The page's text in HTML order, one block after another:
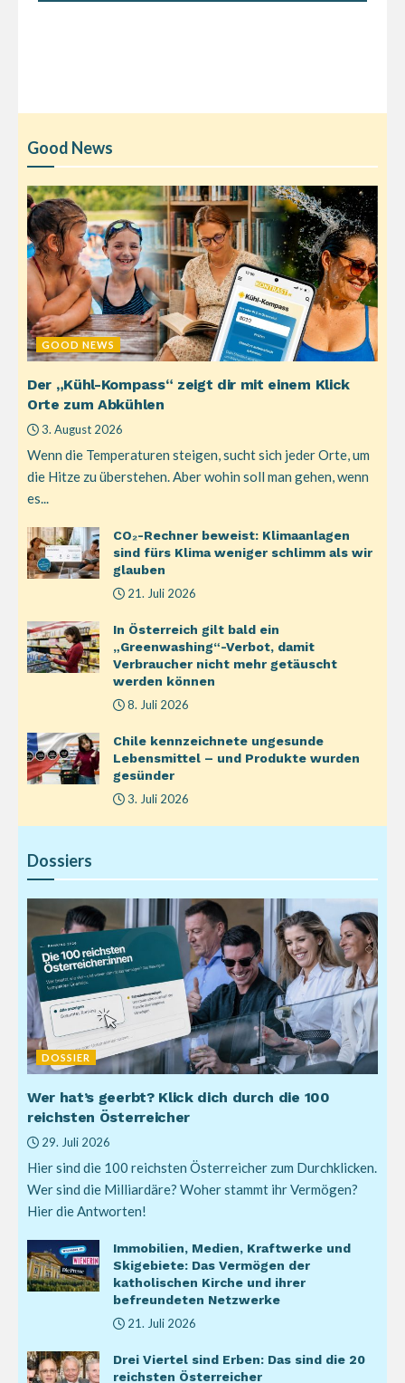
Good News
GOOD NEWS
Der „Kühl-Kompass“ zeigt dir mit einem Klick
Orte zum Abkühlen
3. August 2026
Wenn die Temperaturen steigen, sucht sich jeder Orte, um
die Hitze zu überstehen. Aber wohin soll man gehen, wenn
es...
CO₂-Rechner beweist: Klimaanlagen
sind fürs Klima weniger schlimm als wir
glauben
21. Juli 2026
In Österreich gilt bald ein
„Greenwashing“-Verbot, damit
Verbraucher nicht mehr getäuscht
werden können
8. Juli 2026
Chile kennzeichnete ungesunde
Lebensmittel – und Produkte wurden
gesünder
3. Juli 2026
Dossiers
DOSSIER
Wer hat’s geerbt? Klick dich durch die 100
reichsten Österreicher
29. Juli 2026
Hier sind die 100 reichsten Österreicher zum Durchklicken.
Wer sind die Milliardäre? Woher stammt ihr Vermögen?
Hier die Antworten!
Immobilien, Medien, Kraftwerke und
Skigebiete: Das Vermögen der
katholischen Kirche und ihrer
befreundeten Netzwerke
21. Juli 2026
Drei Viertel sind Erben: Das sind die 20
reichsten Österreicher